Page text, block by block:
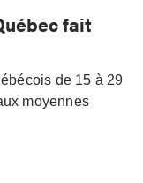
fait
de 15 à 29
moyennes